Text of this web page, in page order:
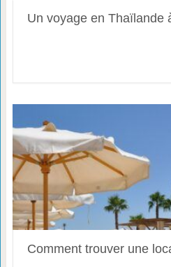
Un voyage en Thaïlande
Comment trouver une